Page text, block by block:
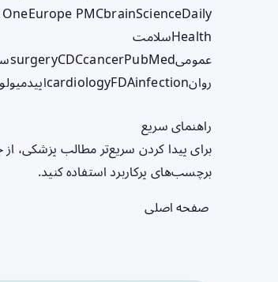
OneEurope PMCbrainScienceDaily
Healthسلامت
عمومی
surgeryCDCcancerPubMed
روان
cardiologyFDAinfection
راهنمای سریع
برای پیدا کردن سریع‌تر مطالب پزشکی،
برچسب‌های پرکاربرد استفاده کنید.
صفحه اصلی